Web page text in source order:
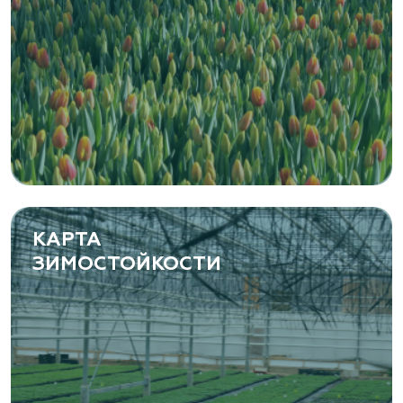
Канимаева, д. 9
«ЁЛЫ-ПАЛЫ», питомник декоративных
растений
Самарская область, с. Подстепки, ул.
Фермерская 14 А
(8482) 650 010
www.yoly-paly.ru
«ВЕНЕВ» питомник растений
Тульская область, Венёвский р-н, село
Борщевое, улица Лесная, д. 13
8 963 224 87 99
https://www.venev1.ru/
КАРТА
ЗИМОСТОЙКОСТИ